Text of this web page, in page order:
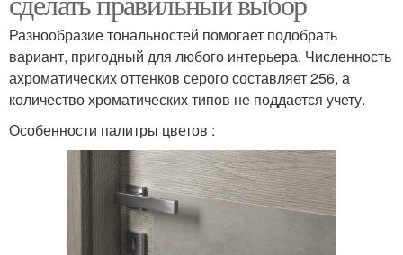
Разнообразие тональностей помогает подобрать
вариант, пригодный для любого интерьера. Численность
ахроматических оттенков серого составляет 256, а
количество хроматических типов не поддается учету.
Особенности палитры цветов :